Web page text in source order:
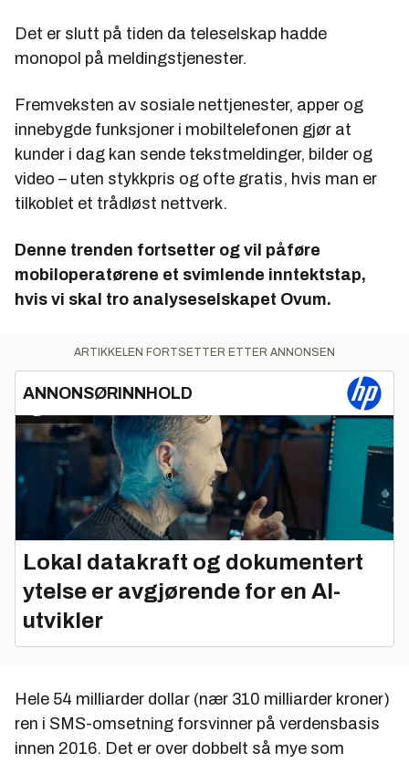
Det er slutt på tiden da teleselskap hadde
monopol på meldingstjenester.
Fremveksten av sosiale nettjenester, apper og
innebygde funksjoner i mobiltelefonen gjør at
kunder i dag kan sende tekstmeldinger, bilder og
video – uten stykkpris og ofte gratis, hvis man er
tilkoblet et trådløst nettverk.
Denne trenden fortsetter og vil påføre
mobiloperatørene et svimlende inntektstap,
hvis vi skal tro analyseselskapet Ovum.
ARTIKKELEN FORTSETTER ETTER ANNONSEN
ANNONSØRINNHOLD
Lokal datakraft og dokumentert
ytelse er avgjørende for en AI-
utvikler
Hele 54 milliarder dollar (nær 310 milliarder kroner)
ren i SMS-omsetning forsvinner på verdensbasis
innen 2016. Det er over dobbelt så mye som